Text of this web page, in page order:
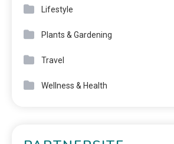
Lifestyle
Plants & Gardening
Travel
Wellness & Health